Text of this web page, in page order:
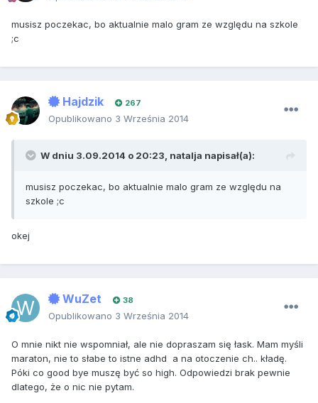
musisz poczekac, bo aktualnie malo gram ze względu na szkole
;c
Hajdzik 267
Opublikowano 3 Września 2014
W dniu 3.09.2014 o 20:23, natalja napisał(a):
musisz poczekac, bo aktualnie malo gram ze względu na
szkole ;c
okej
WuZet 38
Opublikowano 3 Września 2014
O mnie nikt nie wspomniał, ale nie dopraszam się łask. Mam myśli
maraton, nie to słabe to istne adhd a na otoczenie ch.. kładę.
Póki co good bye muszę być so high. Odpowiedzi brak pewnie
dlatego, że o nic nie pytam.